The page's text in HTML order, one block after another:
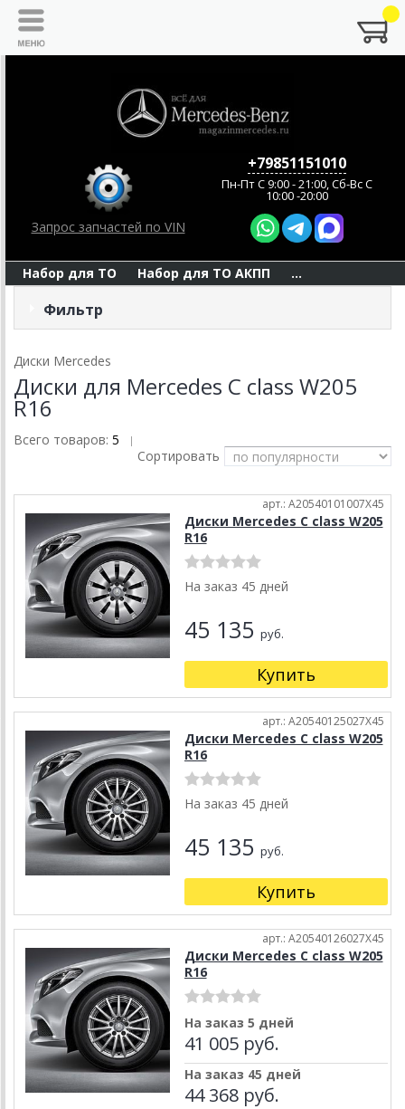
Запрос запчастей по VIN
+79851151010
Пн-Пт C 9:00 - 21:00, Сб-Вс С
10:00 -20:00
Набор для ТО Набор для ТО АКПП ...
Фильтр
Диски Mercedes
Диски для Mercedes C class W205
R16
Всего товаров: 5 |
Сортировать
арт.: A20540101007X45
Диски Mercedes C class W205
R16
На заказ 45 дней
45 135 руб.
Купить
арт.: A20540125027X45
Диски Mercedes C class W205
R16
На заказ 45 дней
45 135 руб.
Купить
арт.: A20540126027X45
Диски Mercedes C class W205
R16
На заказ 5 дней
41 005 руб.
На заказ 45 дней
44 368 руб.